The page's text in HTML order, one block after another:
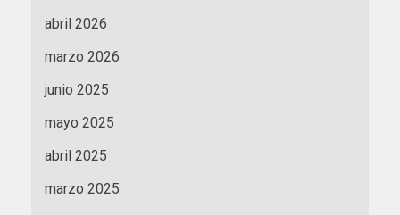
abril 2026
marzo 2026
junio 2025
mayo 2025
abril 2025
marzo 2025